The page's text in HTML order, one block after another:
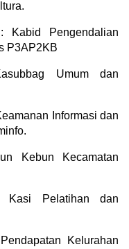
Kabid Pengendalian
P3AP2KB
Umum dan
Informasi dan
Kebun Kecamatan
Kasi Pelatihan dan
Kelurahan